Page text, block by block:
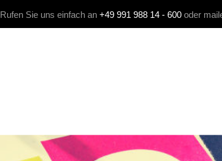
Rufen Sie uns einfach an +49 991 988 14 - 600 oder
KOMMUNIKATION